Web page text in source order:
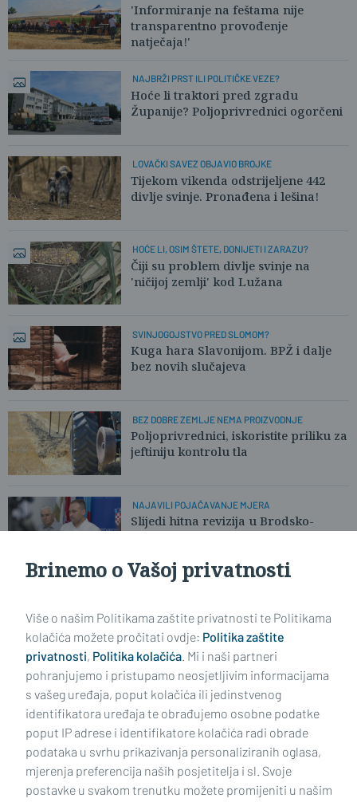
'Informiranje na feštama nije
transparentno provođenje
natječaja!'
NAJBRŽI PRST ILI POLITIČKE VEZE?
Hoće li traktori pred zgradu
Županije? Poljoprivrednici ogorčeni
LOVAČKI SAVEZ OBJAVIO BROJKE
Tijekom vikenda odstrijeljene 442
divlje svinje. Pronađena i lešina!
HOĆE LI, OSIM ŠTETE, DONIJETI I ZARAZU?
Čiji su problem divlje svinje na
'ničijoj zemlji' kod Lužana
SVINJOGOJSTVO PRED SLOMOM?
Kuga hara Slavonijom. BPŽ i dalje
bez novih slučajeva
BEZ DOBRE ZEMLJE NEMA PROIZVODNJE
Poljoprivrednici, iskoristite priliku za
jeftiniju kontrolu tla
NAJAVILI POJAČAVANJE MJERA
Slijedi hitna revizija u Brodsko-
Impressum Uvjeti korištenja Politika privatnosti
Brinemo o Vašoj privatnosti
Više o našim Politikama zaštite privatnosti te Politikama
kolačića možete pročitati ovdje: Politika zaštite
privatnosti, Politika kolačića. Mi i naši partneri
pohranjujemo i pristupamo neosjetljivim informacijama
s vašeg uređaja, poput kolačića ili jedinstvenog
identifikatora uređaja te obrađujemo osobne podatke
poput IP adrese i identifikatore kolačića radi obrade
podataka u svrhu prikazivanja personaliziranih oglasa,
mjerenja preferencija naših posjetitelja i sl. Svoje
postavke u svakom trenutku možete promijeniti u našim